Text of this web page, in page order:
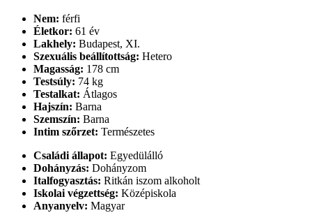
Nem: férfi
Életkor: 61 év
Lakhely: Budapest, XI.
Szexuális beállítottság: Hetero
Magasság: 178 cm
Testsúly: 74 kg
Testalkat: Átlagos
Hajszín: Barna
Szemszín: Barna
Intim szőrzet: Természetes
Családi állapot: Egyedülálló
Dohányzás: Dohányzom
Italfogyasztás: Ritkán iszom alkoholt
Iskolai végzettség: Középiskola
Anyanyelv: Magyar